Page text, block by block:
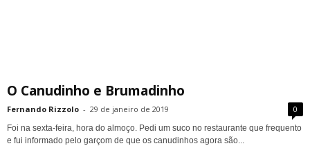
O Canudinho e Brumadinho
Fernando Rizzolo - 29 de janeiro de 2019 0
Foi na sexta-feira, hora do almoço. Pedi um suco no restaurante que frequento
e fui informado pelo garçom de que os canudinhos agora são...